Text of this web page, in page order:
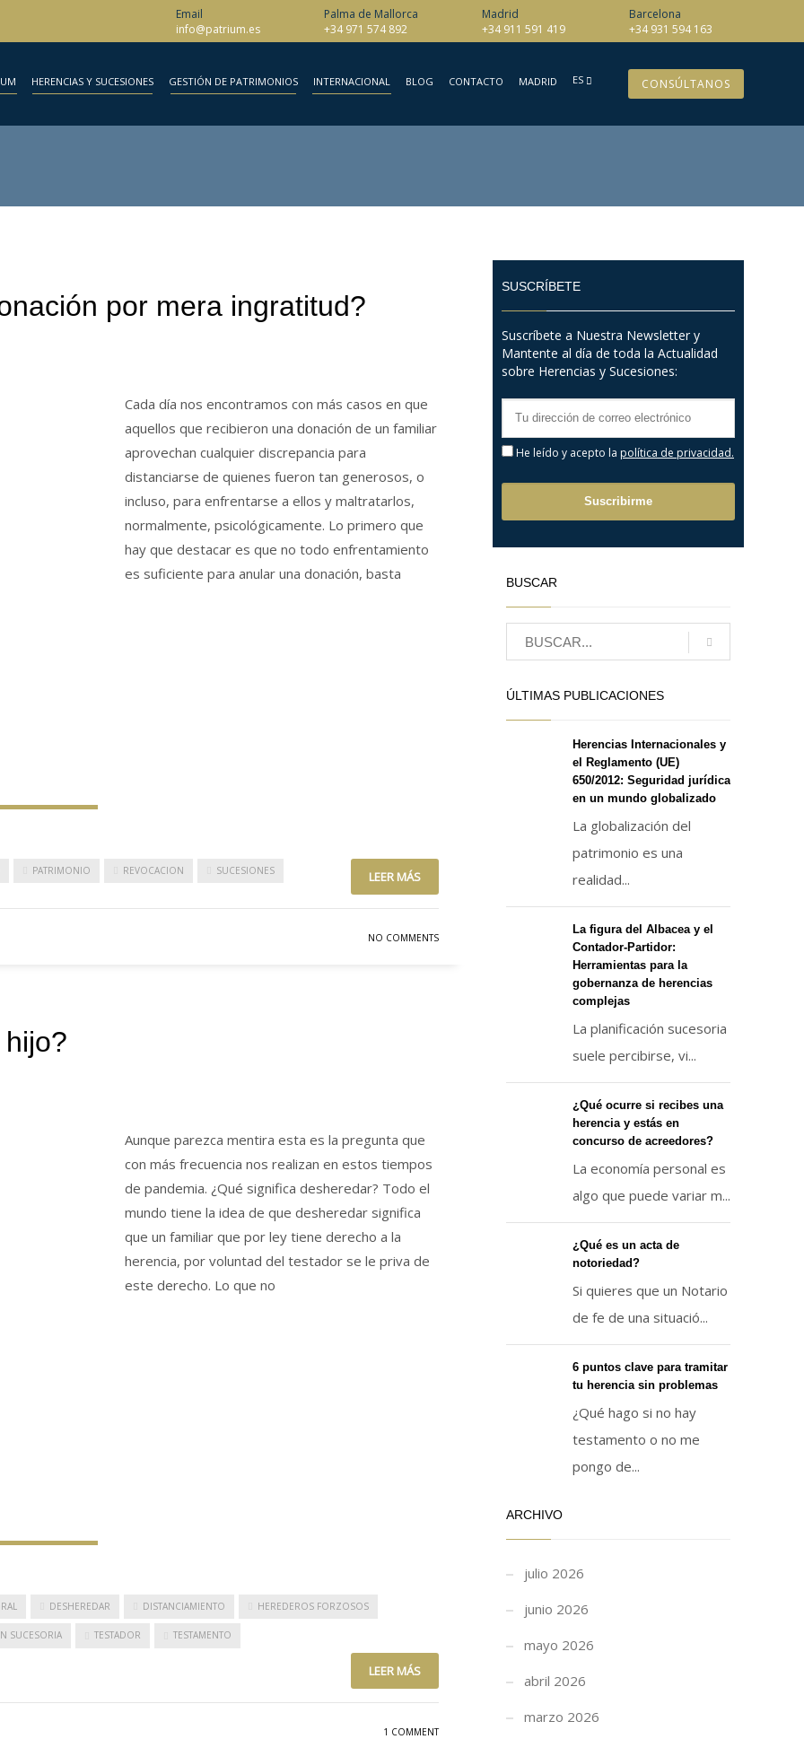
Email
info@patrium.es
Palma de Mallorca
+34 971 574 892
Madrid
+34 911 591 419
Barcelona
+34 931 594 163
HERENCIAS Y SUCESIONES GESTIÓN DE PATRIMONIOS INTERNACIONAL BLOG CONTACTO MADRID ES CONSÚLTANOS
por mera ingratitud?
Cada día nos encontramos con más casos en que
aquellos que recibieron una donación de un familiar
aprovechan cualquier discrepancia para
distanciarse de quienes fueron tan generosos, o
incluso, para enfrentarse a ellos y maltratarlos,
normalmente, psicológicamente. Lo primero que
hay que destacar es que no todo enfrentamiento
es suficiente para anular una donación, basta
PATRIMONIO REVOCACION SUCESIONES LEER MÁS
NO COMMENTS
Aunque parezca mentira esta es la pregunta que
con más frecuencia nos realizan en estos tiempos
de pandemia. ¿Qué significa desheredar? Todo el
mundo tiene la idea de que desheredar significa
que un familiar que por ley tiene derecho a la
herencia, por voluntad del testador se le priva de
este derecho. Lo que no
DESHEREDAR DISTANCIAMIENTO HEREDEROS FORZOSOS
SUCESORIA TESTADOR TESTAMENTO
LEER MÁS
1 COMMENT
SUSCRÍBETE
Suscríbete a Nuestra Newsletter y
Mantente al día de toda la Actualidad
sobre Herencias y Sucesiones:
He leído y acepto la política de privacidad.
BUSCAR
ÚLTIMAS PUBLICACIONES
Herencias Internacionales y
el Reglamento (UE)
650/2012: Seguridad jurídica
en un mundo globalizado
La globalización del
patrimonio es una
realidad...
La figura del Albacea y el
Contador-Partidor:
Herramientas para la
gobernanza de herencias
complejas
La planificación sucesoria
suele percibirse, vi...
¿Qué ocurre si recibes una
herencia y estás en
concurso de acreedores?
La economía personal es
algo que puede variar m...
¿Qué es un acta de
notoriedad?
Si quieres que un Notario
de fe de una situació...
6 puntos clave para tramitar
tu herencia sin problemas
¿Qué hago si no hay
testamento o no me
pongo de...
ARCHIVO
julio 2026
junio 2026
mayo 2026
abril 2026
marzo 2026